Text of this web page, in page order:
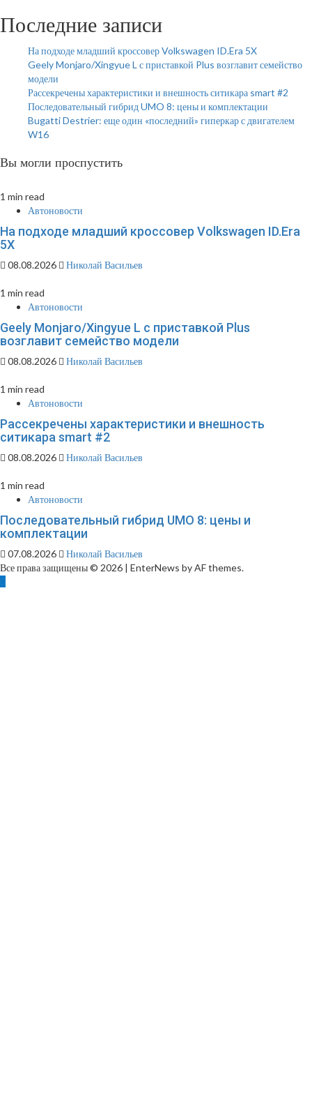
Последние записи
На подходе младший кроссовер Volkswagen ID.Era 5X
Geely Monjaro/Xingyue L с приставкой Plus возглавит семейство
модели
Рассекречены характеристики и внешность ситикара smart #2
Последовательный гибрид UMO 8: цены и комплектации
Bugatti Destrier: еще один «последний» гиперкар с двигателем
W16
Вы могли проспустить
1 min read
Автоновости
На подходе младший кроссовер Volkswagen ID.Era
5X
08.08.2026 Николай Васильев
1 min read
Автоновости
Geely Monjaro/Xingyue L с приставкой Plus
возглавит семейство модели
08.08.2026 Николай Васильев
1 min read
Автоновости
Рассекречены характеристики и внешность
ситикара smart #2
08.08.2026 Николай Васильев
1 min read
Автоновости
Последовательный гибрид UMO 8: цены и
комплектации
07.08.2026
Николай Васильев
Все права защищены © 2026 | EnterNews by AF themes.